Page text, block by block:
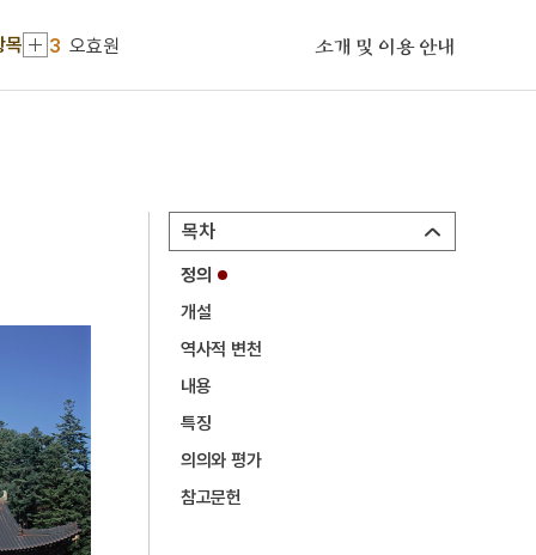
목
색즉시공 공즉시색
세조
3 오효원
4 김개남
5 갈포
소개 및 이용 안내
목차
정의
개설
역사적 변천
내용
특징
의의와 평가
참고문헌